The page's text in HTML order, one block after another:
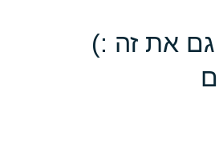
גם את זה :)